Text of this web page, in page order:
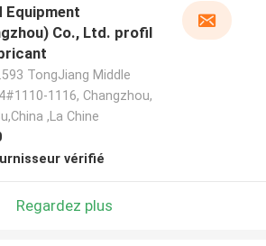
Equipment
Co., Ltd. profil
TongJiang Middle
1116, Changzhou,
,La Chine
vérifié
Regardez plus